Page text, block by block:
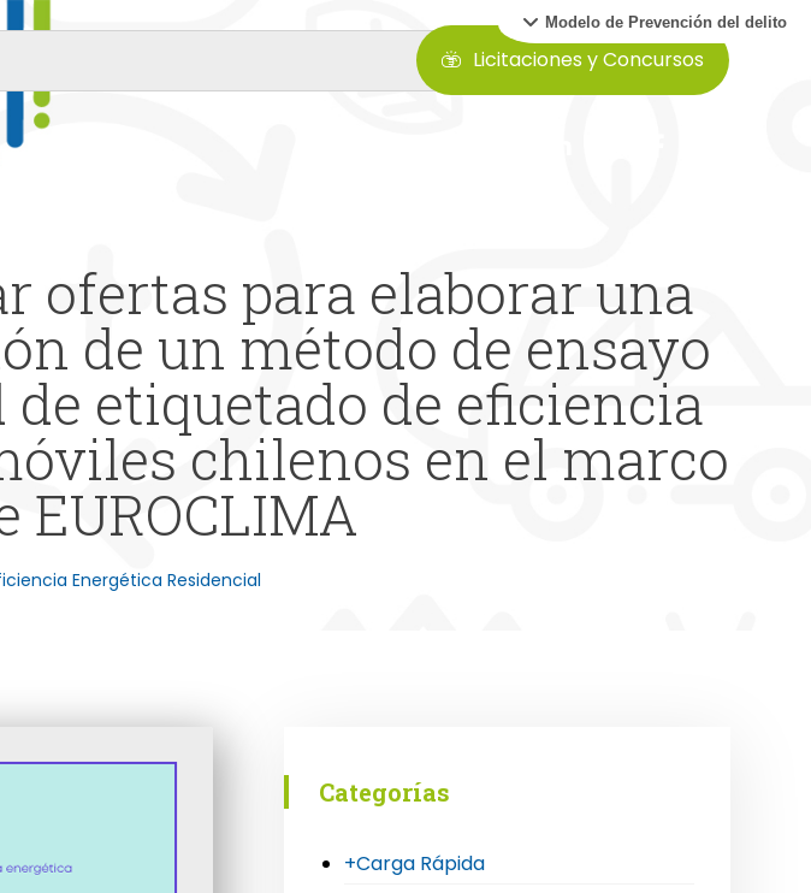
Modelo de Prevención del delito
Licitaciones y Concursos
ofertas para elaborar una
de un método de ensayo
etiquetado de eficiencia
chilenos en el marco
EUROCLIMA
Energética Residencial
Categorías
+Carga Rápida